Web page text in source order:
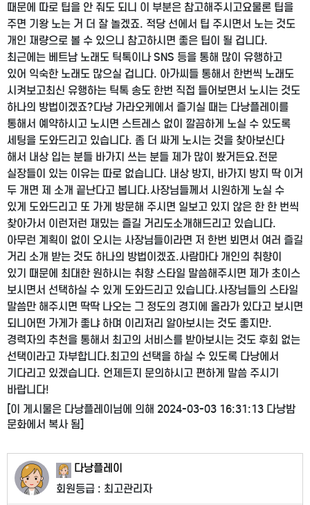
때문에 따로 팁을 안 줘도 되니 이 부분은 참고해주시고요물론 팁을
주면 기왕 노는 거 더 잘 놀겠죠. 적당 선에서 팁 주시면서 노는 것도
개인 재량으로 볼 수 있으니 참고하시면 좋은 팁이 될 겁니다.
최근에는 베트남 노래도 틱톡이나 SNS 등을 통해 많이 유행하고
있어 익숙한 노래도 많으실 겁니다. 아가씨들 통해서 한번씩 노래도
시켜보고최신 유행하는 틱톡 송도 한번 직접 들어보면서 노시는 것도
하나의 방법이겠죠? 다낭 가라오케에서 즐기실 때는 다낭플레이를
통해서 예약하시고 노시면 스트레스 없이 깔끔하게 노실 수 있도록
세팅을 도와드리고 있습니다. 좀 더 싸게 노시는 것을 찾아보신다
해서 내상 입는 분들 바가지 쓰는 분들 제가 많이 봤거든요.전문
실장들이 있는 이유는 따로 없습니다. 내상 방지, 바가지 방지 딱 이거
두 개면 제 소개 끝난다고 봅니다.사장님들께서 시원하게 노실 수
있게 도와드리고 또 가게 방문해 주시면 일보고 있지 않은 한 한 번씩
찾아가서 이런저런 재밌는 즐길 거리도소개해드리고 있습니다.
아무런 계획이 없이 오시는 사장님들이라면 저 한번 뵈면서 여러 즐길
거리 소개 받는 것도 하나의 방법이겠죠.사람마다 개인의 취향이
있기 때문에 최대한 원하시는 취향 스타일 말씀해주시면 제가 초이스
보시면서 선택하실 수 있게 도와드리고 있습니다.사장님들의 스타일
말씀만 해주시면 딱딱 나오는 그 정도의 경지에 올라가 있다고 보시면
되니 어떤 가게가 좋냐 하며 이리저리 알아보시는 것도 좋지만.
경력자의 추천을 통해서 최고의 서비스를 받아보시는 것도 후회 없는
선택이라고 자부합니다.최고의 선택을 하실 수 있도록 다낭에서
기다리고 있겠습니다. 언제든지 문의하시고 편하게 말씀 주시기
바랍니다!
[이 게시물은 다낭플레이님에 의해 2024-03-03 16:31:13 다낭밤
문화에서 복사 됨]
다낭플레이
회원등급 : 최고관리자